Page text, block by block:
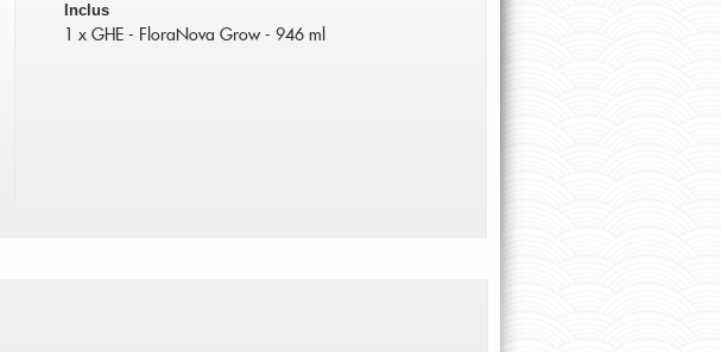
Inclus
1 x GHE - FloraNova Grow - 946 ml